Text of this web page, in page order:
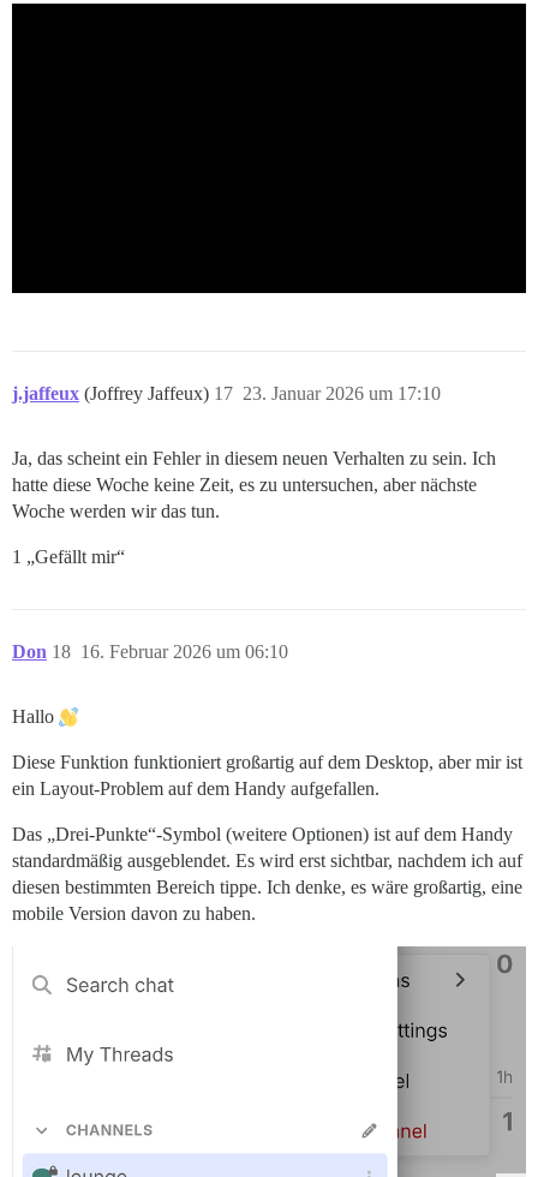
j.jaffeux (Joffrey Jaffeux) 23. Januar 2026 um 17:10
17
Ja, das scheint ein Fehler in diesem neuen Verhalten zu sein. Ich
hatte diese Woche keine Zeit, es zu untersuchen, aber nächste
Woche werden wir das tun.
1 „Gefällt mir“
Don 16. Februar 2026 um 06:10
18
Hallo
Diese Funktion funktioniert großartig auf dem Desktop, aber mir ist
ein Layout-Problem auf dem Handy aufgefallen.
Das „Drei-Punkte“-Symbol (weitere Optionen) ist auf dem Handy
standardmäßig ausgeblendet. Es wird erst sichtbar, nachdem ich auf
diesen bestimmten Bereich tippe. Ich denke, es wäre großartig, eine
mobile Version davon zu haben.